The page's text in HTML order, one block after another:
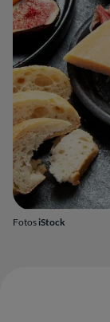
Fotos iStock